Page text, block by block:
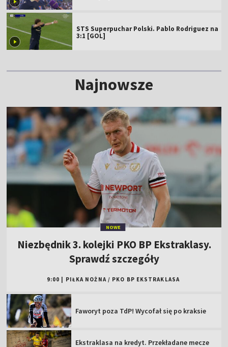
STS Superpuchar Polski. Pablo Rodriguez na
3:1 [GOL]
Najnowsze
NOWE
Niezbędnik 3. kolejki PKO BP Ekstraklasy.
Sprawdź szczegóły
9:00 PIŁKA NOŻNA / PKO BP EKSTRAKLASA
Faworyt poza TdP! Wycofał się po kraksie
Ekstraklasa na kredyt. Przekładane mecze